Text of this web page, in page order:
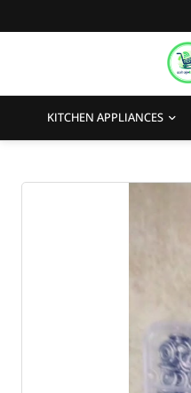
KITCHEN APPLIANCES